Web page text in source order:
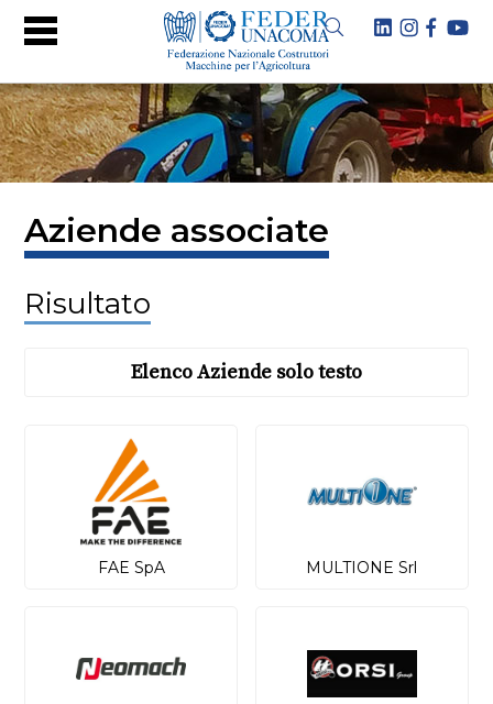
Aziende associate
Risultato
Elenco Aziende solo testo
FAE SpA MULTIONE Srl